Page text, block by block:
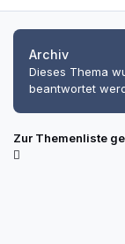
Archiv
Dieses Thema
beantwortet
Zur Themenliste